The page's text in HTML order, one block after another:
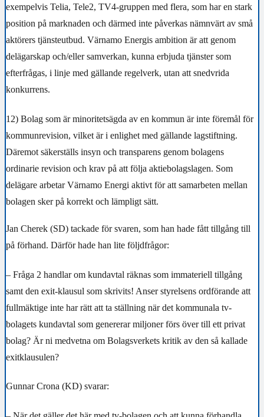
exempelvis Telia, Tele2, TV4-gruppen med flera, som har en stark
position på marknaden och därmed inte påverkas nämnvärt av små
aktörers tjänsteutbud. Värnamo Energis ambition är att genom
delägarskap och/eller samverkan, kunna erbjuda tjänster som
efterfrågas, i linje med gällande regelverk, utan att snedvrida
konkurrens.
12) Bolag som är minoritetsägda av en kommun är inte föremål för
kommunrevision, vilket är i enlighet med gällande lagstiftning.
Däremot säkerställs insyn och transparens genom bolagens
ordinarie revision och krav på att följa aktiebolagslagen. Som
delägare arbetar Värnamo Energi aktivt för att samarbeten mellan
bolagen sker på korrekt och lämpligt sätt.
Jan Cherek (SD) tackade för svaren, som han hade fått tillgång till
på förhand. Därför hade han lite följdfrågor:
– Fråga 2 handlar om kundavtal räknas som immateriell tillgång
samt den exit-klausul som skrivits! Anser styrelsens ordförande att
fullmäktige inte har rätt att ta ställning när det kommunala tv-
bolagets kundavtal som genererar miljoner förs över till ett privat
bolag? Är ni medvetna om Bolagsverkets kritik av den så kallade
exitklausulen?
Gunnar Crona (KD) svarar: